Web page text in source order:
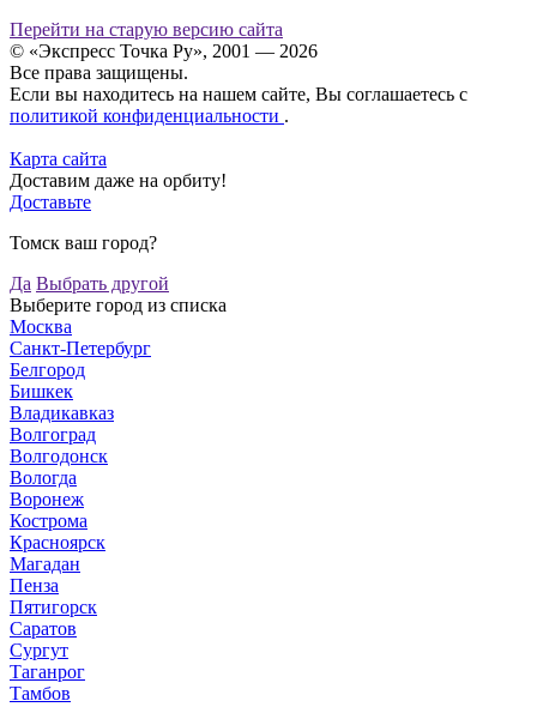
Перейти на старую версию сайта
© «Экспресс Точка Ру», 2001 — 2026
Все права защищены.
Если вы находитесь на нашем сайте, Вы соглашаетесь с
политикой конфиденциальности .
Карта сайта
Доставим даже на орбиту!
Доставьте
Томск ваш город?
Да Выбрать другой
Выберите город из списка
Москва
Санкт-Петербург
Белгород
Бишкек
Владикавказ
Волгоград
Волгодонск
Вологда
Воронеж
Кострома
Красноярск
Магадан
Пенза
Пятигорск
Саратов
Сургут
Таганрог
Тамбов